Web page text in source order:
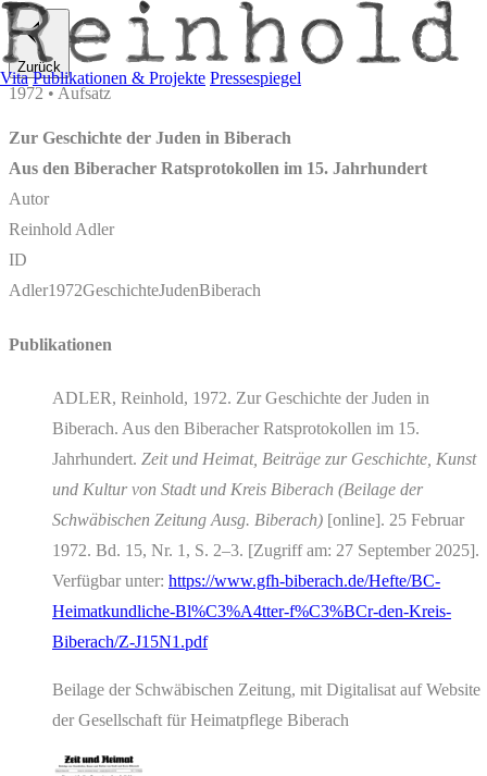
Vita Publikationen & Projekte Pressespiegel
Zurück
1972 • Aufsatz
Zur Geschichte der Juden in Biberach
Aus den Biberacher Ratsprotokollen im 15. Jahrhundert
Autor
Reinhold Adler
ID
Adler1972GeschichteJudenBiberach
Publikationen
ADLER, Reinhold, 1972. Zur Geschichte der Juden in
Biberach. Aus den Biberacher Ratsprotokollen im 15.
Jahrhundert. Zeit und Heimat, Beiträge zur Geschichte, Kunst
und Kultur von Stadt und Kreis Biberach (Beilage der
Schwäbischen Zeitung Ausg. Biberach) [online]. 25 Februar
1972. Bd. 15, Nr. 1, S. 2–3. [Zugriff am: 27 September 2025].
Verfügbar unter: https://www.gfh-biberach.de/Hefte/BC-
Heimatkundliche-Bl%C3%A4tter-f%C3%BCr-den-Kreis-
Biberach/Z-J15N1.pdf
Beilage der Schwäbischen Zeitung, mit Digitalisat auf Website
der Gesellschaft für Heimatpflege Biberach